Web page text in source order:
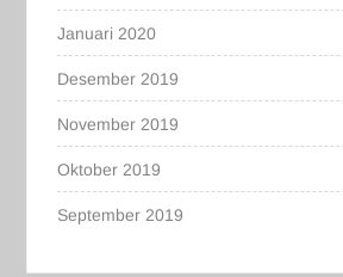
Januari 2020
Desember 2019
November 2019
Oktober 2019
September 2019